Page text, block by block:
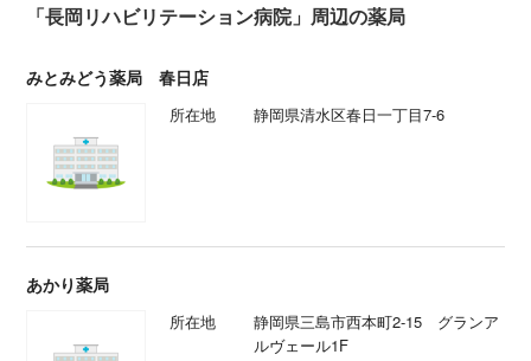
「長岡リハビリテーション病院」周辺の薬局
みとみどう薬局 春日店
所在地 静岡県清水区春日一丁目7-6
あかり薬局
所在地
静岡県三島市西本町2-15 グランア
ルヴェール1F